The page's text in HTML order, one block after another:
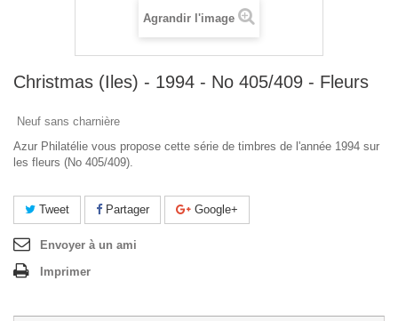
Agrandir l'image
Christmas (Iles) - 1994 - No 405/409 - Fleurs
Neuf sans charnière
Azur Philatélie vous propose cette série de timbres de l'année 1994 sur
les fleurs (No 405/409).
Tweet Partager Google+
Envoyer à un ami
Imprimer